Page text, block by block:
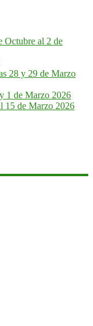
Octubre al 2 de
28 y 29 de Marzo
1 de Marzo 2026
15 de Marzo 2026